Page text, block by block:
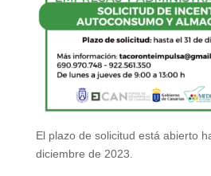
El plazo de solicitud está abierto
diciembre de 2023.